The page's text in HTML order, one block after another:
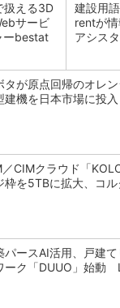
扱える3D
サービ
ーbestat
建設用
rentが
アシス
タが原点回帰のオレ
建機を日本市場に投入
／CIMクラウド「
枠を5TBに拡大、コル
パースAI活用、戸建
ーク「DUUO」始動